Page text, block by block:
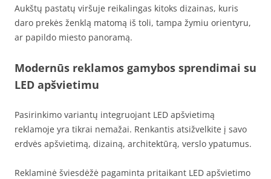
Aukštų pastatų viršuje reikalingas kitoks dizainas, kuris
daro prekės ženklą matomą iš toli, tampa žymiu orientyru,
ar papildo miesto panoramą.
Modernūs reklamos gamybos sprendimai su
LED apšvietimu
Pasirinkimo variantų integruojant LED apšvietimą
reklamoje yra tikrai nemažai. Renkantis atsižvelkite į savo
erdvės apšvietimą, dizainą, architektūrą, verslo ypatumus.
Reklaminė šviesdėžė pagaminta pritaikant LED apšvietimo